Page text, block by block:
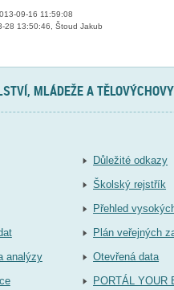
09-16 11:59:08
28 13:50:46, Štoud Jakub
MLÁDEŽE A TĚLOVÝCHOVY
analýzy
Důležité odkazy
Školský rejstřík
Přehled
Plán veřejných
Otevřená data
PORTÁL YOUR